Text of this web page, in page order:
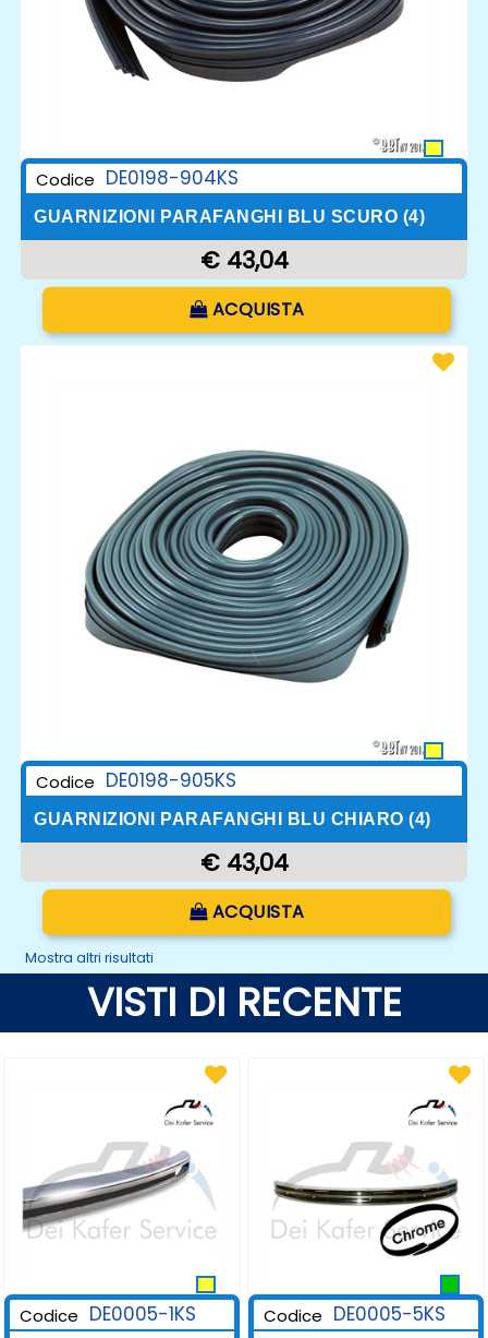
Codice DE0198-904KS
GUARNIZIONI PARAFANGHI BLU SCURO (4)
€ 43,04
ACQUISTA
Codice DE0198-905KS
GUARNIZIONI PARAFANGHI BLU CHIARO (4)
€ 43,04
ACQUISTA
Mostra altri risultati
VISTI DI RECENTE
Codice DE0005-1KS Codice DE0005-5KS